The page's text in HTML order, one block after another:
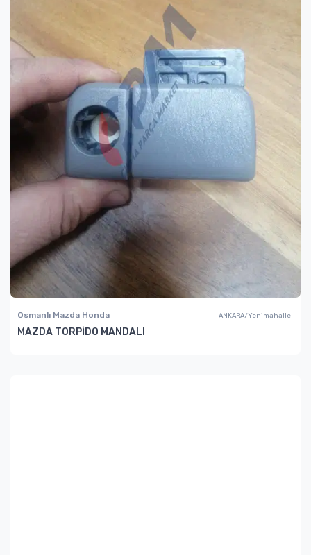
Osmanlı Mazda Honda ANKARA/Yenimahalle
MAZDA TORPİDO MANDALI